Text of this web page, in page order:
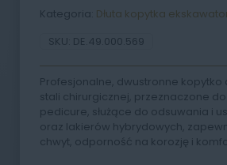
Kategoria: Dłuta kopytka
SKU: DE.49.000.569
Profesjonalne, dwustronne kopytko
stali chirurgicznej, przeznaczone
pedicure, służące do odsuwania i
oraz lakierów hybrydowych,
chwyt, odporność na korozję i